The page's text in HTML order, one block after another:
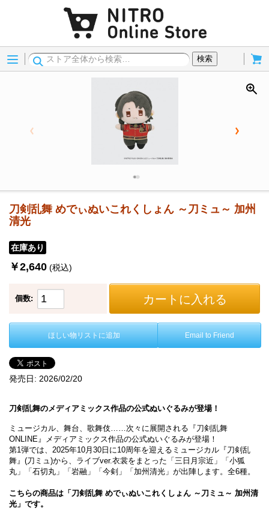
Menu
検索
刀剣乱舞 めでぃぬいこれくしょん ～刀ミュ～ 加州
清光
在庫あり
￥2,640 (税込)
個数: カートに入れる
ほしい物リストに追加 Email to Friend
発売日: 2026/02/20
刀剣乱舞のメディアミックス作品の公式ぬいぐるみが登場！
ミュージカル、舞台、歌舞伎……次々に展開される『刀剣乱舞
ONLINE』メディアミックス作品の公式ぬいぐるみが登場！
第1弾では、2025年10月30日に10周年を迎えるミュージカル『刀剣乱
舞』(刀ミュ)から、ライブver.衣裳をまとった「三日月宗近」「小狐
丸」「石切丸」「岩融」「今剣」「加州清光」が出陣します。全6種。
こちらの商品は「刀剣乱舞 めでぃぬいこれくしょん ～刀ミュ～ 加州清
光」です。